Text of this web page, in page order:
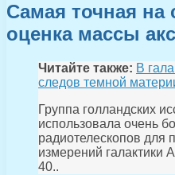
Самая точная на
оценка массы
Читайте также: В
следов темной
Группа голландских
использовала очень
радиотелескопов для
измерений галактики
40..